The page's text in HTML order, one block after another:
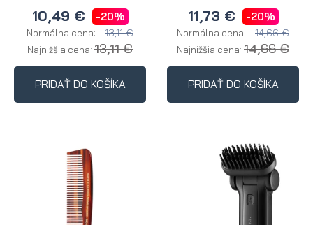
10,49 € -20%
Normálna cena: 13,11 €
Najnižšia cena: 13,11 €
PRIDAŤ DO KOŠÍKA
11,73 € -20%
Normálna cena: 14,66 €
Najnižšia cena: 14,66 €
PRIDAŤ DO KOŠÍKA